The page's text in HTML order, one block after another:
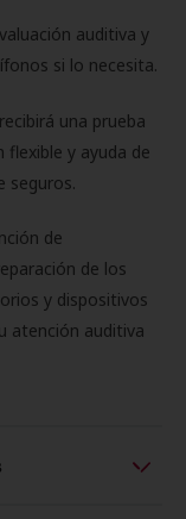
auditiva y
si lo necesita.
una prueba
flexible y ayuda de
seguros.
de
de los
y dispositivos
atención auditiva